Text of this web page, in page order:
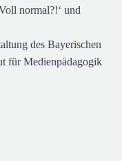
normal?!‘ und
des Bayerischen
für Medienpädagogik